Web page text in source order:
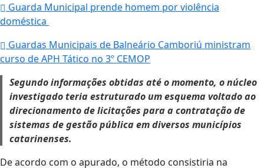
Guarda Municipal prende homem por violência
doméstica
Guardas Municipais de Balneário Camboriú ministram
curso de APH Tático no 3º CEMOP
Segundo informações obtidas até o momento, o núcleo
investigado teria estruturado um esquema voltado ao
direcionamento de licitações para a contratação de
sistemas de gestão pública em diversos municípios
catarinenses.
De acordo com o apurado, o método consistiria na